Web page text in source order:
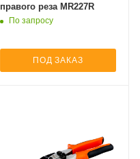
правого реза MR227R
По запросу
ПОД ЗАКАЗ